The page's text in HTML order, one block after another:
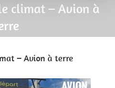
climat – Avion à
– Avion à terre